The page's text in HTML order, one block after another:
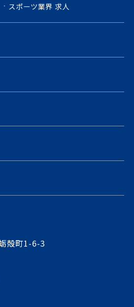
スポーツ業界 求人
殻町1-6-3